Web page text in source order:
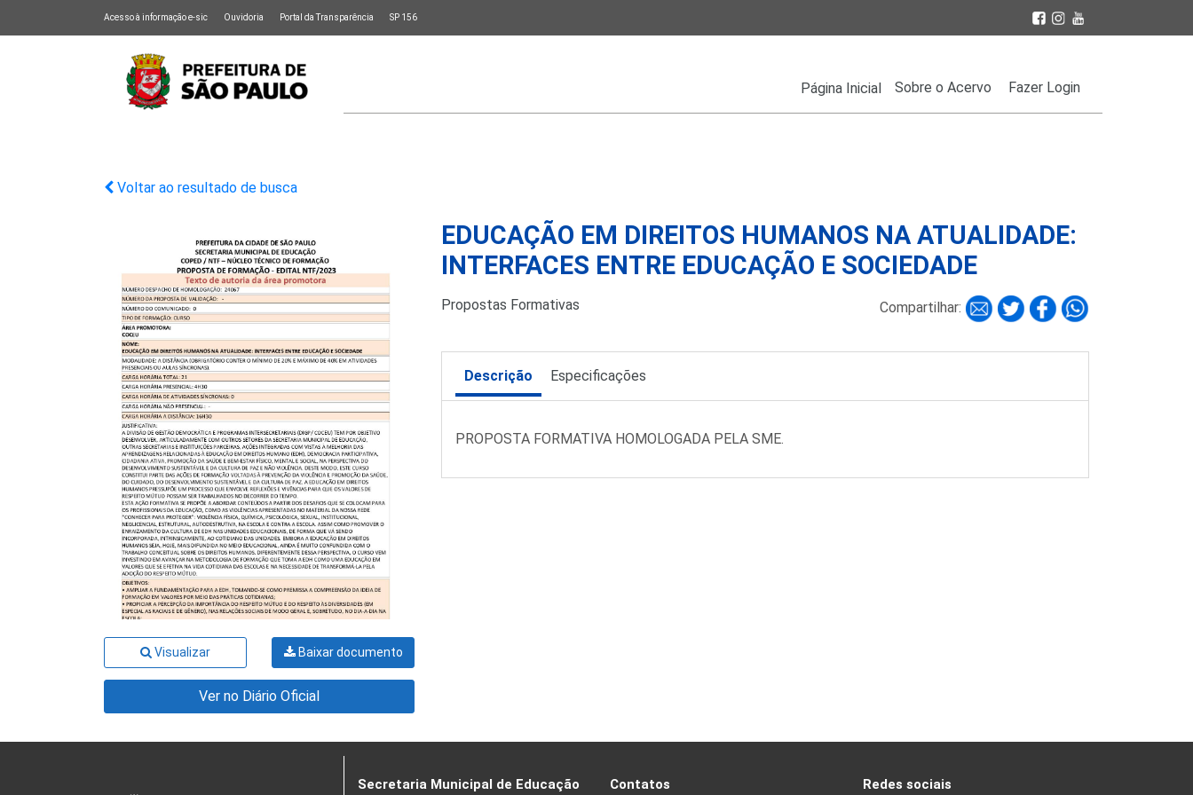
Acesso à informação e-sic Ouvidoria Portal da Transparência SP 156
Página Inicial Sobre o Acervo Fazer Login
Voltar ao resultado de busca
Visualizar Baixar documento
Ver no Diário Oficial
EDUCAÇÃO EM DIREITOS HUMANOS NA ATUALIDADE:
INTERFACES ENTRE EDUCAÇÃO E SOCIEDADE
Propostas Formativas Compartilhar:
Descrição Especificações
PROPOSTA FORMATIVA HOMOLOGADA PELA SME.
Secretaria Municipal de Educação Contatos Redes sociais